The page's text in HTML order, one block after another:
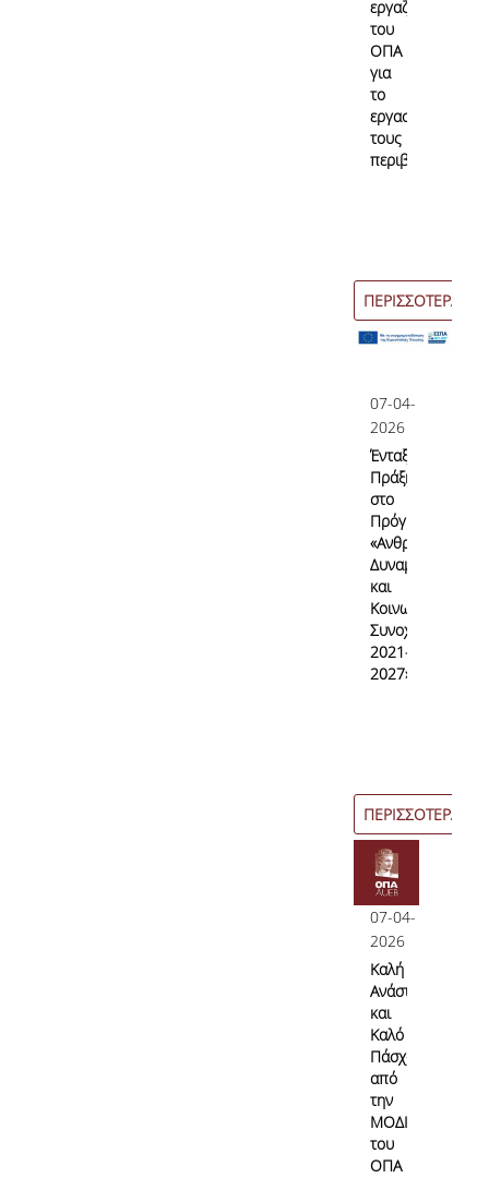
εργαζόμενοι
του
ΟΠΑ
για
το
εργασιακό
τους
περιβάλλον;
ΠΕΡΙΣΣΟΤΕΡΑ
07-04-
2026
Ένταξη
Πράξης
στο
Πρόγραμμα
«Ανθρώπινο
Δυναμικό
και
Κοινωνική
Συνοχή
2021–
2027»
ΠΕΡΙΣΣΟΤΕΡΑ
07-04-
2026
Καλή
Ανάσταση
και
Καλό
Πάσχα
από
την
ΜΟΔΙΠ
του
ΟΠΑ